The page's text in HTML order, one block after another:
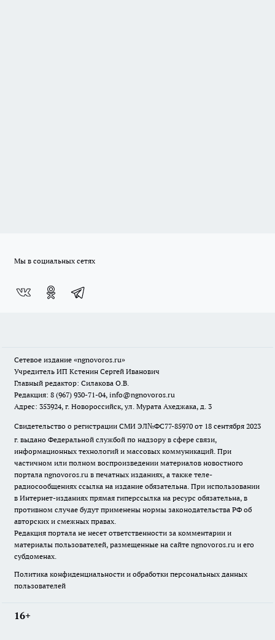
Мы в социальных сетях
Сетевое издание «ngnovoros.ru»
Учредитель ИП Кстенин Сергей Иванович
Главный редактор: Силакова О.В.
Редакция: 8 (967) 930-71-04, info@ngnovoros.ru
Адрес: 353924, г. Новороссийск, ул. Мурата Ахеджака, д. 3
Свидетельство о регистрации СМИ ЭЛ№ФС77-85970 от 18 сентября 2023
г. выдано Федеральной службой по надзору в сфере связи,
информационных технологий и массовых коммуникаций. При
частичном или полном воспроизведении материалов новостного
портала ngnovoros.ru в печатных изданиях, а также теле-
радиосообщениях ссылка на издание обязательна. При использовании
в Интернет-изданиях прямая гиперссылка на ресурс обязательна, в
противном случае будут применены нормы законодательства РФ об
авторских и смежных правах.
Редакция портала не несет ответственности за комментарии и
материалы пользователей, размещенные на сайте ngnovoros.ru и его
субдоменах.
Политика конфиденциальности и обработки персональных данных
пользователей
16+